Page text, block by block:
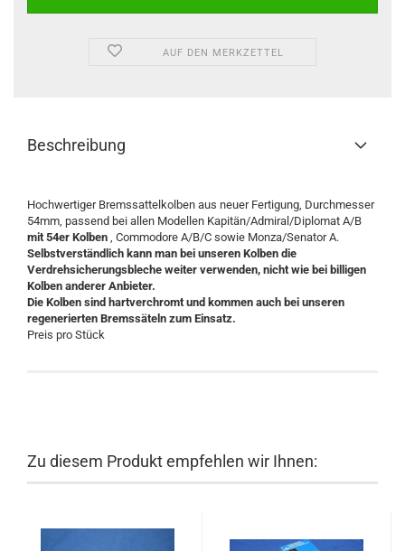
AUF DEN MERKZETTEL
Beschreibung
Hochwertiger Bremssattelkolben aus neuer Fertigung, Durchmesser
54mm, passend bei allen Modellen Kapitän/Admiral/Diplomat A/B
mit 54er Kolben , Commodore A/B/C sowie Monza/Senator A.
Selbstverständlich kann man bei unseren Kolben die
Verdrehsicherungsbleche weiter verwenden, nicht wie bei billigen
Kolben anderer Anbieter.
Die Kolben sind hartverchromt und kommen auch bei unseren
regenerierten Bremssäteln zum Einsatz.
Preis pro Stück
Zu diesem Produkt empfehlen wir Ihnen: